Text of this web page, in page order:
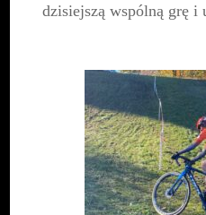
dzisiejszą wspólną grę i